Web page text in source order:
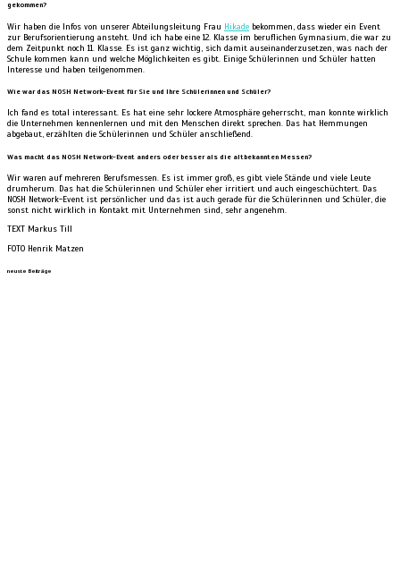
gekommen?
Wir haben die Infos von unserer Abteilungsleitung Frau Hikade bekommen, dass wieder ein Event
zur Berufsorientierung ansteht. Und ich habe eine 12. Klasse im beruflichen Gymnasium, die war zu
dem Zeitpunkt noch 11. Klasse. Es ist ganz wichtig, sich damit auseinanderzusetzen, was nach der
Schule kommen kann und welche Möglichkeiten es gibt. Einige Schülerinnen und Schüler hatten
Interesse und haben teilgenommen.
Wie war das NOSH Network-Event für Sie und Ihre Schülerinnen und Schüler?
Ich fand es total interessant. Es hat eine sehr lockere Atmosphäre geherrscht, man konnte wirklich
die Unternehmen kennenlernen und mit den Menschen direkt sprechen. Das hat Hemmungen
abgebaut, erzählten die Schülerinnen und Schüler anschließend.
Was macht das NOSH Network-Event anders oder besser als die altbekannten Messen?
Wir waren auf mehreren Berufsmessen. Es ist immer groß, es gibt viele Stände und viele Leute
drumherum. Das hat die Schülerinnen und Schüler eher irritiert und auch eingeschüchtert. Das
NOSH Network-Event ist persönlicher und das ist auch gerade für die Schülerinnen und Schüler, die
sonst nicht wirklich in Kontakt mit Unternehmen sind, sehr angenehm.
TEXT Markus Till
FOTO Henrik Matzen
neuste Beiträge